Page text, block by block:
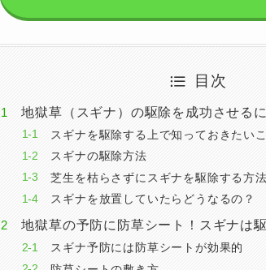
目次
地獄草（スギナ）の駆除を成功させる
スギナを駆除する上で知っておきたい
スギナの駆除方法
芝生を枯らさずにスギナを駆除する方
スギナを放置していたらどうなるの？
地獄草の予防に防草シート！スギナは
スギナ予防には防草シートが効果的